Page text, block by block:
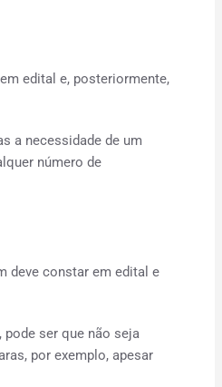
edital e, posteriormente,
a necessidade de um
número de
deve constar em edital e
ser que não seja
por exemplo, apesar